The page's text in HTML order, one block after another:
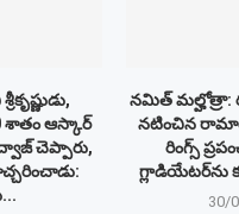
శాతం ఆస్కార్
చెప్పారు,
నమిత్ మల్హోత్రా:
నటించిన
రింగ్స్
గ్లాడియేటర్‌ను
30/